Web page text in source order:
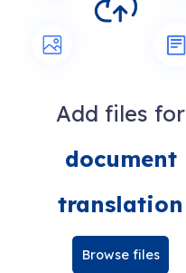
Add files for
document
translation
Browse files